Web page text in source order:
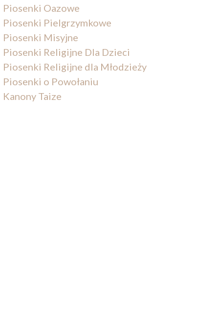
Piosenki Oazowe
Piosenki Pielgrzymkowe
Piosenki Misyjne
Piosenki Religijne Dla Dzieci
Piosenki Religijne dla Młodzieży
Piosenki o Powołaniu
Kanony Taize